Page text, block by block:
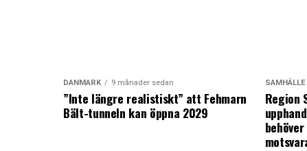
DANMARK 9 månader sedan
”Inte längre realistiskt” att Fehmarn
Bält-tunneln kan öppna 2029
SAMHÄLLE
Region